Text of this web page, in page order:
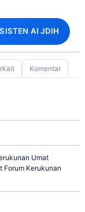
AI JDIH
Komentar
Umat
Forum Kerukunan